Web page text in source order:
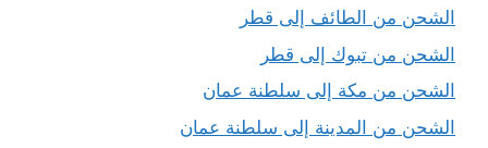
الشحن من الطائف إلى قطر
الشحن من تبوك إلى قطر
الشحن من مكة إلى سلطنة عمان
الشحن من المدينة إلى سلطنة عمان